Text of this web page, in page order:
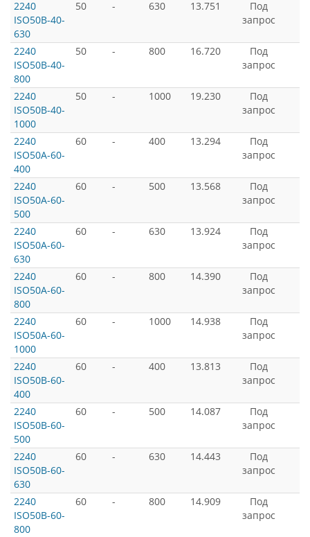
2240
ISO50B-40-
630
50 - 630 13.751
Под
запрос
2240
ISO50B-40-
800
50 - 800 16.720
Под
запрос
2240
ISO50B-40-
1000
50 - 1000 19.230
Под
запрос
2240
ISO50A-60-
400
60 - 400 13.294
Под
запрос
2240
ISO50A-60-
500
60 - 500 13.568
Под
запрос
2240
ISO50A-60-
630
60 - 630 13.924
Под
запрос
2240
ISO50A-60-
800
60 - 800 14.390
Под
запрос
2240
ISO50A-60-
1000
60 - 1000 14.938
Под
запрос
2240
ISO50B-60-
400
60 - 400 13.813
Под
запрос
2240
ISO50B-60-
500
60 - 500 14.087
Под
запрос
2240
ISO50B-60-
630
60 - 630 14.443
Под
запрос
2240
ISO50B-60-
800
60 - 800 14.909
Под
запрос